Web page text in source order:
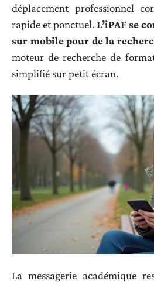
déplacement professionnel
rapide et ponctuel.L’iPAF se
sur mobile pour de la
moteur de recherche de
simplifié sur petit écran.
La messagerie académique